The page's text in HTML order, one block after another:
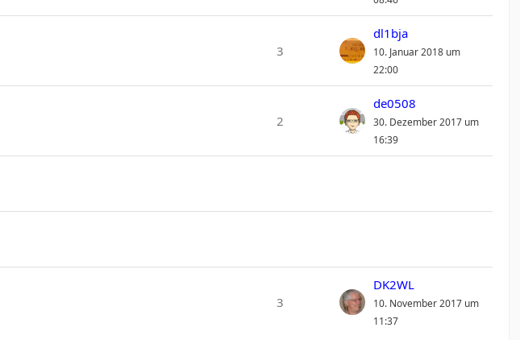
3
dl1bja
10. Januar 2018 um
22:00
2
de0508
30. Dezember 2017 um
16:39
3
DK2WL
10. November 2017 um
11:37